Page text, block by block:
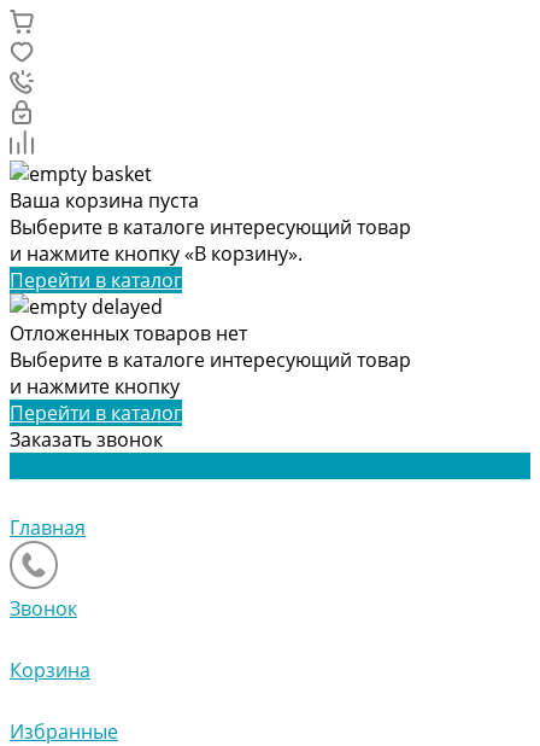
Ваша корзина пуста
Выберите в каталоге интересующий товар
и нажмите кнопку «В корзину».
Перейти в каталог
Отложенных товаров нет
Выберите в каталоге интересующий товар
и нажмите кнопку
Перейти в каталог
Заказать звонок
Главная
Звонок
Корзина
Избранные